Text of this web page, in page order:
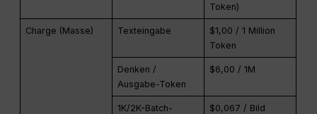
Token)
Charge (Masse) Texteingabe
$1,00 / 1 Million
Token
Denken /
Ausgabe-Token
$6,00 / 1M
1K/2K-Batch-
$0,067 / Bild